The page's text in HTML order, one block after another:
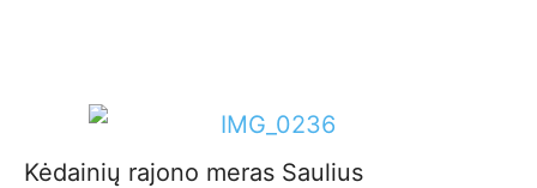
Kėdainių rajono meras Saulius